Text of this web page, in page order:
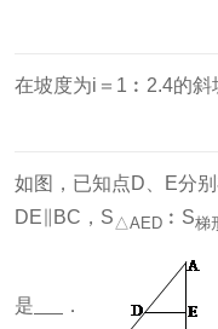
在坡度为i＝1︰2.4的
如图，已知点D、E分
DE∥BC，S△AED ︰S梯
是 ．